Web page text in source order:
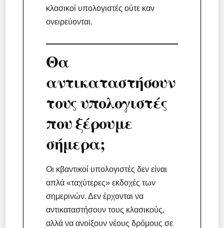
κλασικοί υπολογιστές ούτε καν
ονειρεύονται.
Θα
αντικαταστήσουν
τους υπολογιστές
που ξέρουμε
σήμερα;
Οι κβαντικοί υπολογιστές δεν είναι
απλά «ταχύτερες» εκδοχές των
σημερινών. Δεν έρχονται να
αντικαταστήσουν τους κλασικούς,
αλλά να ανοίξουν νέους δρόμους σε